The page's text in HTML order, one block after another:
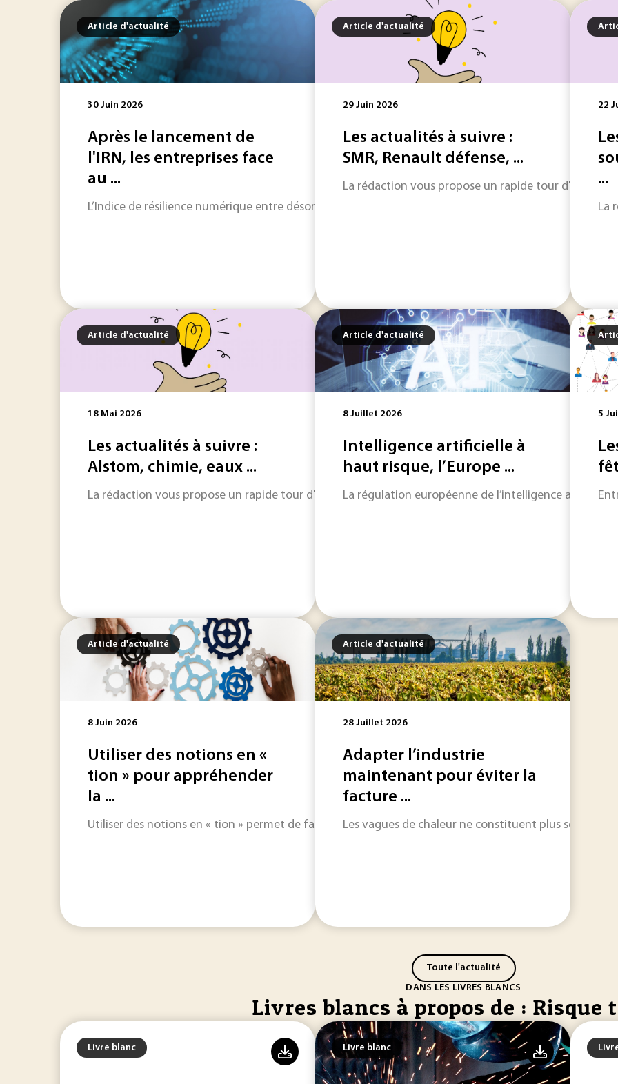
Article d'actualité
30 Juin 2026
Après le lancement de
l'IRN, les entreprises face
au ...
L’Indice de résilience numérique entre désormais dans sa phase la plus délicate, celle de l’usage réel.
Article d'actualité
29 Juin 2026
Les actualités à suivre :
SMR, Renault défense, ...
La rédaction vous propose un rapide tour
22
...
La
Article d'actualité
18 Mai 2026
Les actualités à suivre :
Alstom, chimie, eaux ...
La rédaction vous propose un rapide tour d'horizon sur les informations qui feront l'actualité
Article d'actualité
8 Juillet 2026
Intelligence artificielle à
haut risque, l’Europe ...
La régulation européenne de l’intelligence
5
Article d'actualité
8 Juin 2026
Utiliser des notions en «
tion » pour appréhender
la ...
Utiliser des notions en « tion » permet de faciliter l’appréhension des aspects intrinsèque et
Article d'actualité
28 Juillet 2026
Adapter l’industrie
maintenant pour éviter la
facture ...
Les vagues de chaleur ne constituent plus
Toute l'actualité
DANS LES LIVRES BLANCS
Livres blancs à propos de : Risque
Livre blanc Livre blanc